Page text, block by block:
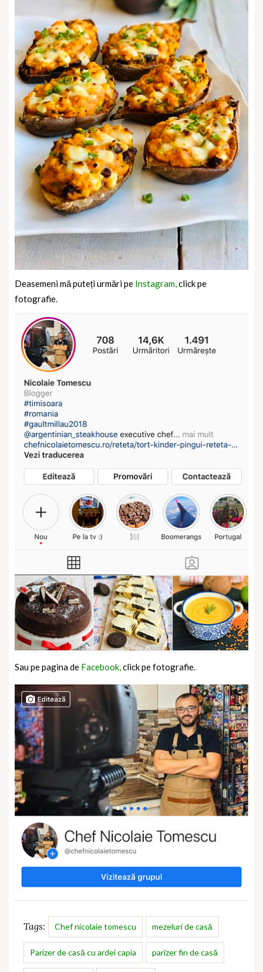
Deasemeni mă puteți urmări pe Instagram,click pe
fotografie.
Sau pe pagina de Facebook,click pe fotografie.
Tags: Chef nicolaie tomescu mezeluri de casă
Parizer de casă cu ardei capia parizer fin de casă